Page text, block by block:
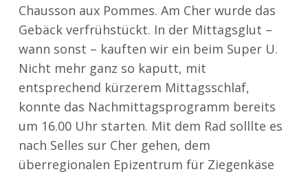
Chausson aux Pommes. Am Cher wurde das
Gebäck verfrühstückt. In der Mittagsglut –
wann sonst – kauften wir ein beim Super U.
Nicht mehr ganz so kaputt, mit
entsprechend kürzerem Mittagsschlaf,
konnte das Nachmittagsprogramm bereits
um 16.00 Uhr starten. Mit dem Rad solllte es
nach Selles sur Cher gehen, dem
überregionalen Epizentrum für Ziegenkäse